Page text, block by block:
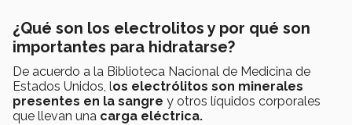
¿Qué son los electrolitos y por qué son
importantes para hidratarse?
De acuerdo a la Biblioteca Nacional de Medicina de
Estados Unidos, los electrólitos son minerales
presentes en la sangre y otros líquidos corporales
que llevan una carga eléctrica.